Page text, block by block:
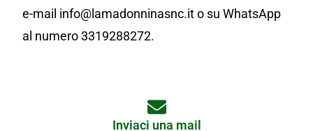
e-mail info@lamadonninasnc.it o su WhatsApp
al numero 3319288272.
Inviaci una mail